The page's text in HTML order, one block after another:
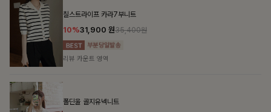
칠스트라이프 카라7부니트
10%31,900 원35,400원
리뷰 카운트 영역
폴딘울 골지유넥니트